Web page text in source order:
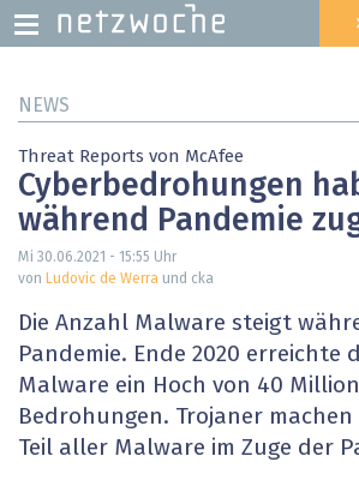
zum
MENU
NEWS
Threat Reports von McAfee
Cyberbedrohungen
während Pandemie
Mi 30.06.2021 - 15:55 Uhr
von Ludovic de Werra und cka
Die Anzahl Malware steigt
Pandemie. Ende 2020 erreichte
Malware ein Hoch von 40
Bedrohungen. Trojaner
Teil aller Malware im Zuge der